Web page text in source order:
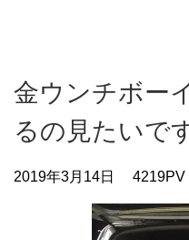
金ウンチボー
るの見たいで
2019年3月14日 4219PV